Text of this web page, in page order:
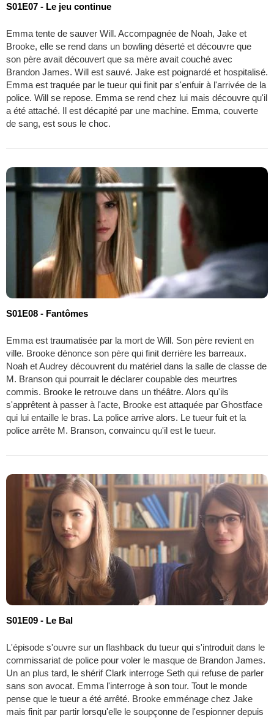
S01E07 - Le jeu continue
Emma tente de sauver Will. Accompagnée de Noah, Jake et
Brooke, elle se rend dans un bowling déserté et découvre que
son père avait découvert que sa mère avait couché avec
Brandon James. Will est sauvé. Jake est poignardé et hospitalisé.
Emma est traquée par le tueur qui finit par s'enfuir à l'arrivée de la
police. Will se repose. Emma se rend chez lui mais découvre qu'il
a été attaché. Il est décapité par une machine. Emma, couverte
de sang, est sous le choc.
S01E08 - Fantômes
Emma est traumatisée par la mort de Will. Son père revient en
ville. Brooke dénonce son père qui finit derrière les barreaux.
Noah et Audrey découvrent du matériel dans la salle de classe de
M. Branson qui pourrait le déclarer coupable des meurtres
commis. Brooke le retrouve dans un théâtre. Alors qu'ils
s'apprêtent à passer à l'acte, Brooke est attaquée par Ghostface
qui lui entaille le bras. La police arrive alors. Le tueur fuit et la
police arrête M. Branson, convaincu qu'il est le tueur.
S01E09 - Le Bal
L'épisode s'ouvre sur un flashback du tueur qui s'introduit dans le
commissariat de police pour voler le masque de Brandon James.
Un an plus tard, le shérif Clark interroge Seth qui refuse de parler
sans son avocat. Emma l'interroge à son tour. Tout le monde
pense que le tueur a été arrêté. Brooke emménage chez Jake
mais finit par partir lorsqu'elle le soupçonne de l'espionner depuis